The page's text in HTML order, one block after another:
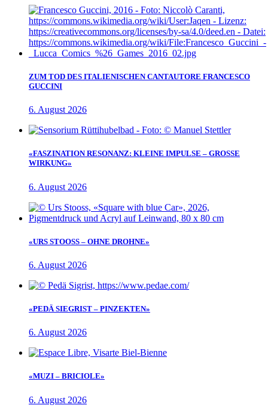
ZUM TOD DES ITALIENISCHEN CANTAUTORE FRANCESCO
GUCCINI
6. August 2026
«FASZINATION RESONANZ: KLEINE IMPULSE – GROSSE
WIRKUNG»
6. August 2026
«URS STOOSS – OHNE DROHNE»
6. August 2026
«PEDÄ SIEGRIST – PINZEKTEN»
6. August 2026
«MUZI – BRICIOLE»
6. August 2026